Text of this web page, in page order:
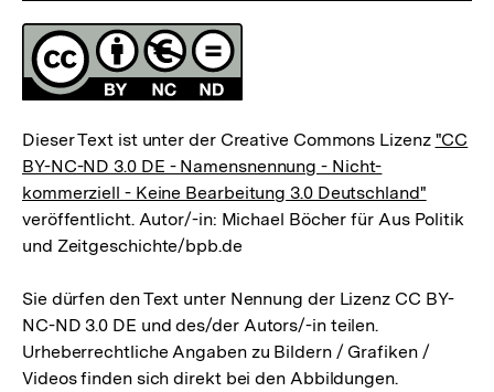
Lizenz
Dieser Text ist unter der Creative Commons Lizenz "CC
BY-NC-ND 3.0 DE - Namensnennung - Nicht-
kommerziell - Keine Bearbeitung 3.0 Deutschland"
veröffentlicht. Autor/-in: Michael Böcher für Aus Politik
und Zeitgeschichte/bpb.de
Sie dürfen den Text unter Nennung der Lizenz CC BY-
NC-ND 3.0 DE und des/der Autors/-in teilen.
Urheberrechtliche Angaben zu Bildern / Grafiken /
Videos finden sich direkt bei den Abbildungen.